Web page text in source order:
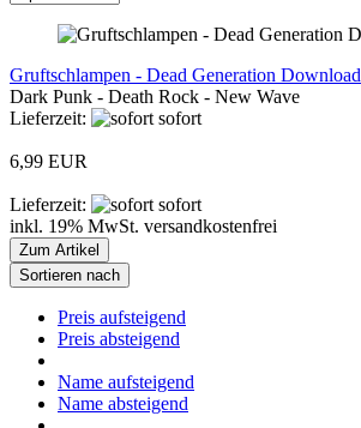
Gruftschlampen - Dead Generation Download
Dark Punk - Death Rock - New Wave
Lieferzeit:
sofort
6,99 EUR
Lieferzeit:
sofort
inkl. 19% MwSt. versandkostenfrei
Zum Artikel
Sortieren nach
Preis aufsteigend
Preis absteigend
Name aufsteigend
Name absteigend